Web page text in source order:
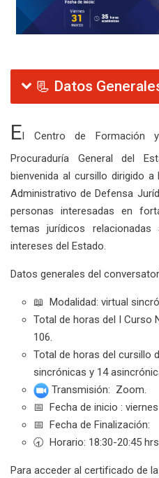
Diagrama de temas
📃 Datos
E l Centro de Formación
Procuraduría General del
bienvenida al cursillo dirigido
Administrativo de Defensa
personas interesadas en
temas jurídicos
intereses del Estado.
Datos generales del
📖 Modalidad: virtual
Total de horas del I Curso
106.
Total de horas del cursillo
sincrónicas y 14
Transmisión: Zoom.
📅 Fecha de inicio :
📅 Fecha de Finalización:
🕣 Horario: 18:30-20:45
Para acceder al certificado de